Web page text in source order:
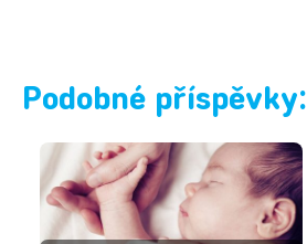
Podobné příspěvky: